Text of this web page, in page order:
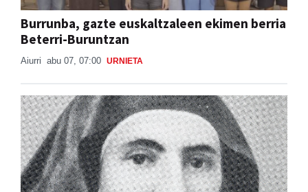
Burrunba, gazte euskaltzaleen ekimen berria
Beterri-Buruntzan
Aiurri abu 07, 07:00 URNIETA